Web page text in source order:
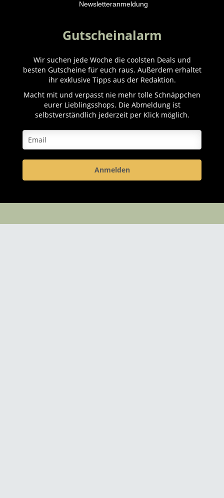
Newsletteranmeldung
Gutscheinalarm
Wir suchen jede Woche die coolsten Deals und
besten Gutscheine für euch raus. Außerdem erhaltet
ihr exklusive Tipps aus der Redaktion.
Macht mit und verpasst nie mehr tolle Schnäppchen
eurer Lieblingsshops. Die Abmeldung ist
selbstverständlich jederzeit per Klick möglich.
Anmelden